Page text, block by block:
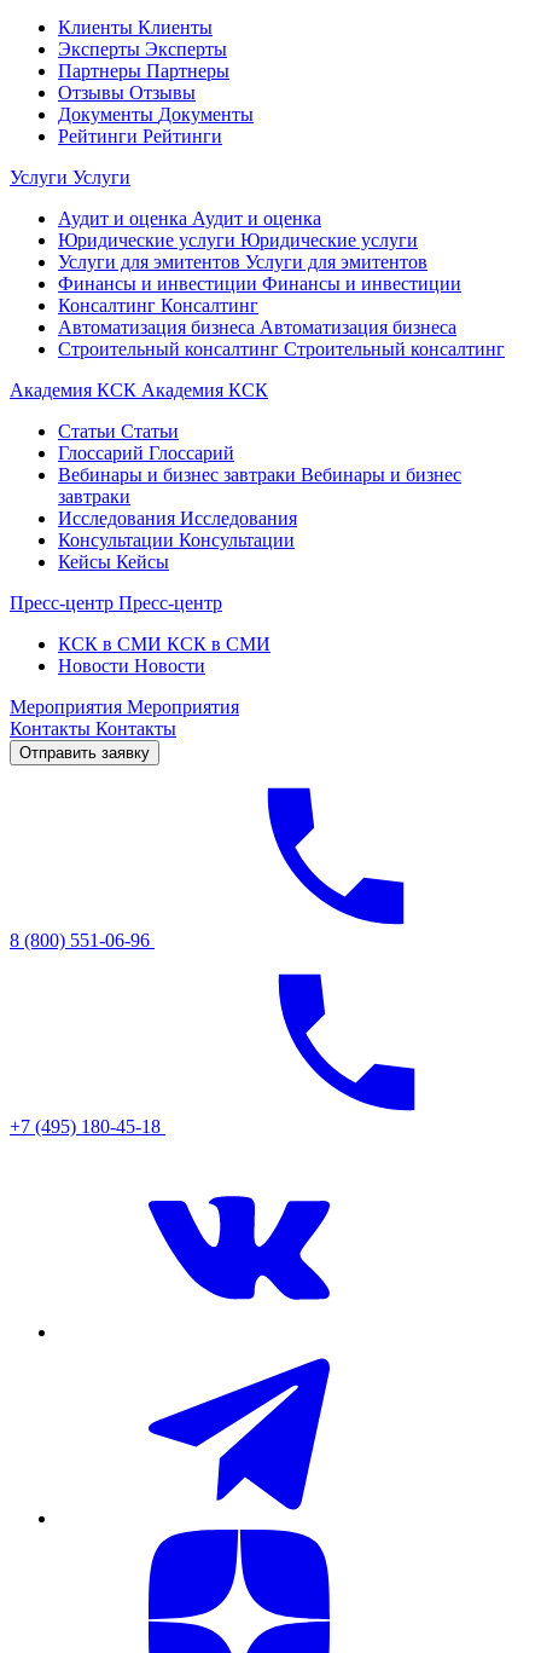
Клиенты Клиенты
Эксперты Эксперты
Партнеры Партнеры
Отзывы Отзывы
Документы Документы
Рейтинги Рейтинги
Услуги Услуги
Аудит и оценка Аудит и оценка
Юридические услуги Юридические услуги
Услуги для эмитентов Услуги для эмитентов
Финансы и инвестиции Финансы и инвестиции
Консалтинг Консалтинг
Автоматизация бизнеса Автоматизация бизнеса
Строительный консалтинг Строительный консалтинг
Академия КСК Академия КСК
Статьи Статьи
Глоссарий Глоссарий
Вебинары и бизнес завтраки Вебинары и бизнес
завтраки
Исследования Исследования
Консультации Консультации
Кейсы Кейсы
Пресс-центр Пресс-центр
КСК в СМИ КСК в СМИ
Новости Новости
Мероприятия Мероприятия
Контакты Контакты
Отправить заявку
8 (800) 551-06-96
+7 (495) 180-45-18